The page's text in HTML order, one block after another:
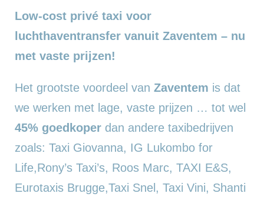
Low-cost privé taxi voor
luchthaventransfer vanuit Zaventem – nu
met vaste prijzen!
Het grootste voordeel van Zaventem is dat
we werken met lage, vaste prijzen … tot wel
45% goedkoper dan andere taxibedrijven
zoals: Taxi Giovanna, IG Lukombo for
Life,Rony’s Taxi’s, Roos Marc, TAXI E&S,
Eurotaxis Brugge,Taxi Snel, Taxi Vini, Shanti